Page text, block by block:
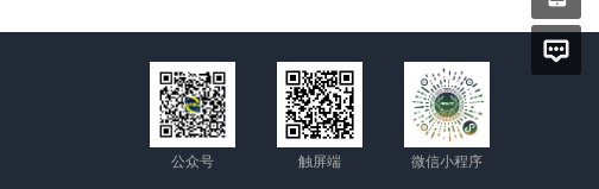
公众号 触屏端 微信小程序